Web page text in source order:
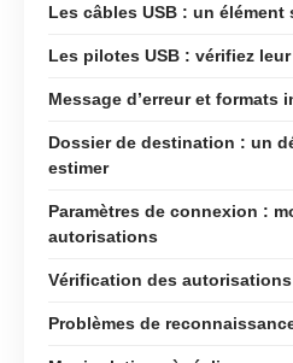
Les câbles USB : un
Les pilotes USB : vérifiez
Message d’erreur et formats
Dossier de destination : un
estimer
Paramètres de connexion :
autorisations
Vérification des
Problèmes de